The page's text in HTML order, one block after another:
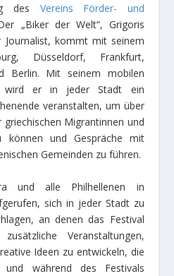
des Vereins Förder- und
„Biker der Welt“, Grigoris
Journalist, kommt mit seinem
Düsseldorf, Frankfurt,
Berlin. Mit seinem mobilen
wird er in jeder Stadt ein
veranstalten, um über
Migrantinnen und
können und Gespräche mit
Gemeinden zu führen.
und alle Philhellenen in
sich in jeder Stadt zu
an denen das Festival
Veranstaltungen,
Ideen zu entwickeln, die
und während des Festivals